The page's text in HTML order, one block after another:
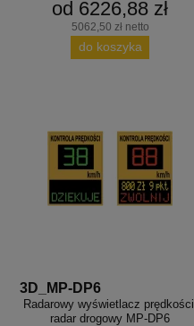
od 6226,88 zł
5062,50 zł netto
do koszyka
3D_MP-DP6
Radarowy wyświetlacz prędkości,
radar drogowy MP-DP6